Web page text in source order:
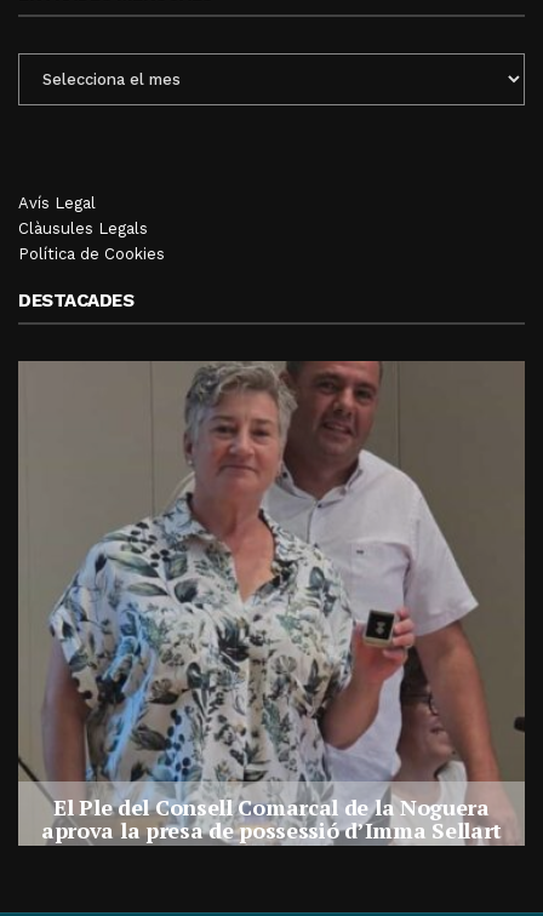
MENSUALS
Avís Legal
Clàusules Legals
Política de Cookies
DESTACADES
El Ple del Consell Comarcal de la Noguera
aprova la presa de possessió d’Imma Sellart
com a nova consellera comarcal